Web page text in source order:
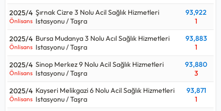
2025/4
Önlisans
Şırnak Cizre 3 Nolu Acil Sağlık Hizmetleri
Istasyonu / Taşra
93,922
1
2025/4
Önlisans
Bursa Mudanya 3 Nolu Acıl Sağlık Hizmetleri
Istasyonu / Taşra
93,883
1
2025/4
Önlisans
Sinop Merkez 9 Nolu Acil Sağlık Hizmetleri
Istasyonu / Taşra
93,880
3
2025/4
Önlisans
Kayseri Melikgazi 6 Nolu Acil Sağlık Hizmetleri
Istasyonu / Taşra
93,871
1